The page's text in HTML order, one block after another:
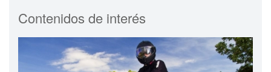
Contenidos de interés